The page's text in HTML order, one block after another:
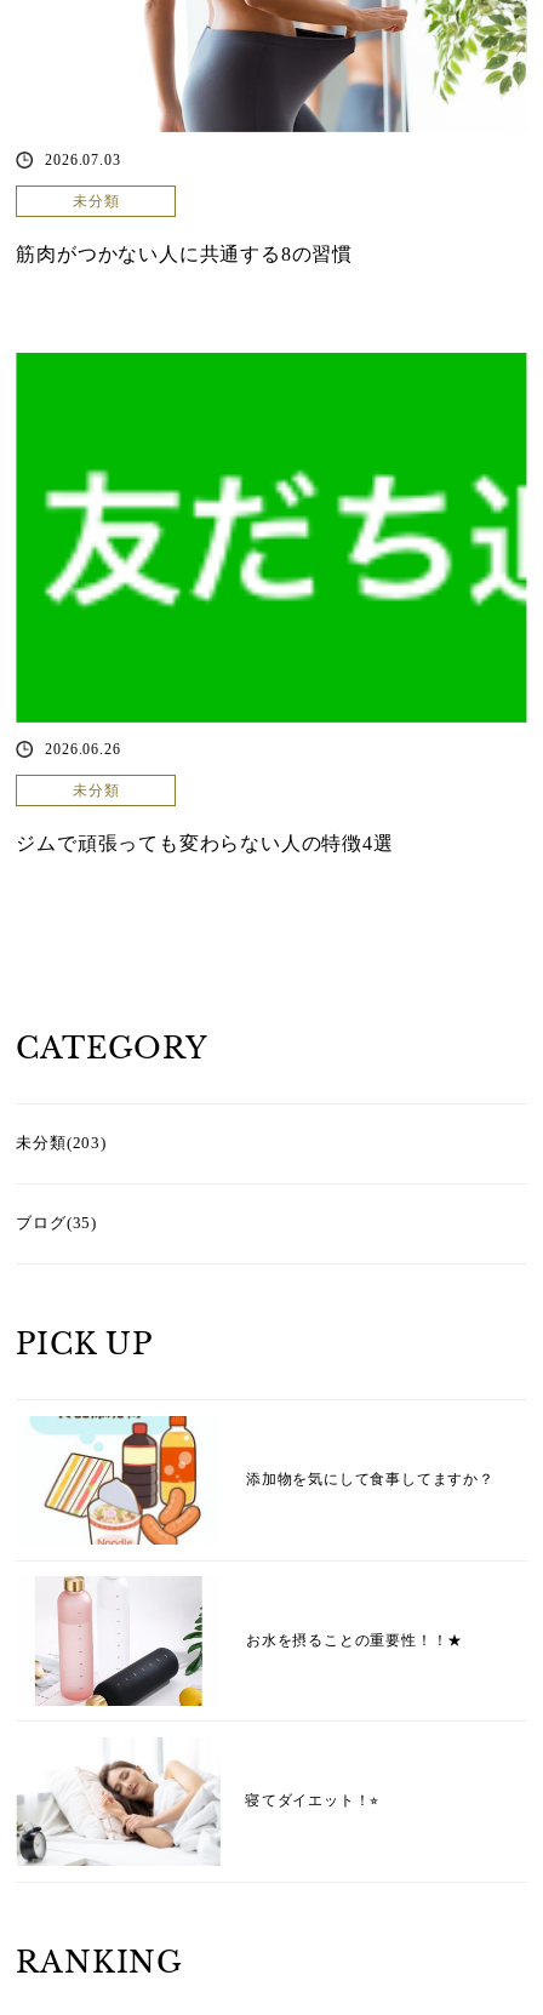
2026.07.03
未分類
筋肉がつかない人に共通する8の習慣
2026.06.26
未分類
ジムで頑張っても変わらない人の特徴4選
CATEGORY
未分類(203)
ブログ(35)
PICK UP
添加物を気にして食事してますか？
お水を摂ることの重要性！！★
寝てダイエット！⭐︎
RANKING